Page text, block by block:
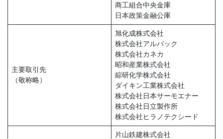
商工組合中央金庫
日本政策金融公庫
主要取引先
（敬称略）
旭化成株式会社
株式会社アルバック
株式会社カネカ
昭和産業株式会社
綜研化学株式会社
ダイキン工業株式会社
株式会社日本サーモエナー
株式会社日立製作所
株式会社ヒラノテクシード
片山鉄建株式会社